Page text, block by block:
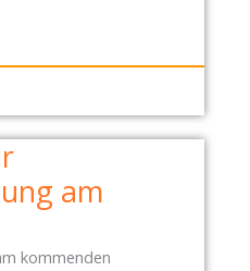
am
kommenden